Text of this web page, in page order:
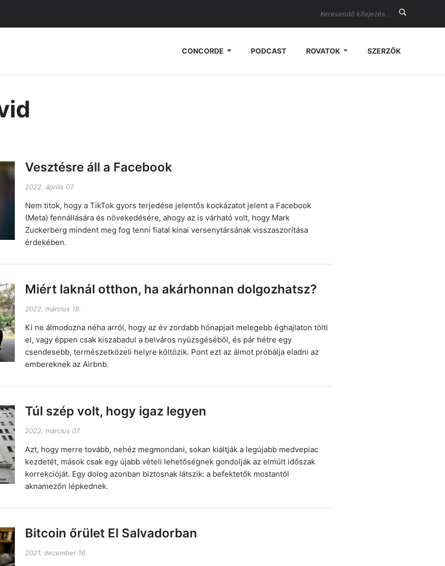
Search
CONCORDE PODCAST ROVATOK SZERZŐK
Vesztésre áll a Facebook
2022. április 07.
Nem titok, hogy a TikTok gyors terjedése jelentős kockázatot jelent a Facebook
(Meta) fennállására és növekedésére, ahogy az is várható volt, hogy Mark
Zuckerberg mindent meg fog tenni fiatal kínai versenytársának visszaszorítása
érdekében.
Miért laknál otthon, ha akárhonnan dolgozhatsz?
2022. március 18.
Ki ne álmodozna néha arról, hogy az év zordabb hónapjait melegebb éghajlaton tölti
el, vagy éppen csak kiszabadul a belváros nyüzsgéséből, és pár hétre egy
csendesebb, természetközeli helyre költözik. Pont ezt az álmot próbálja eladni az
embereknek az Airbnb.
Túl szép volt, hogy igaz legyen
2022. március 07.
Azt, hogy merre tovább, nehéz megmondani, sokan kiáltják a legújabb medvepiac
kezdetét, mások csak egy újabb vételi lehetőségnek gondolják az elmúlt időszak
korrekcióját. Egy dolog azonban biztosnak látszik: a befektetők mostantól
aknamezőn lépkednek.
Bitcoin őrület El Salvadorban
2021. december 16.